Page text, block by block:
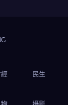
經 民生